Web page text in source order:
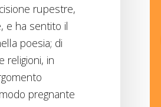
rupestre,
e ha sentito il
poesia; di
religioni, in
pregnante